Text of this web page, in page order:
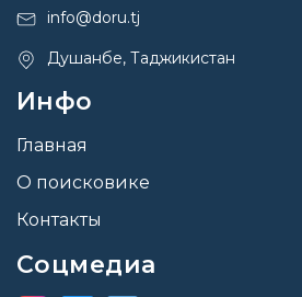
info@doru.tj
Душанбе, Таджикистан
Инфо
Главная
О поисковике
Контакты
Соцмедиа